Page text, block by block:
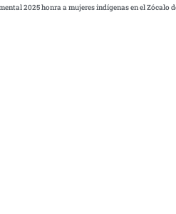
2025 honra a mujeres indígenas en el Zócalo